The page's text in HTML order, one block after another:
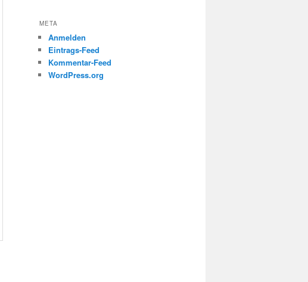
META
Anmelden
Eintrags-Feed
Kommentar-Feed
WordPress.org